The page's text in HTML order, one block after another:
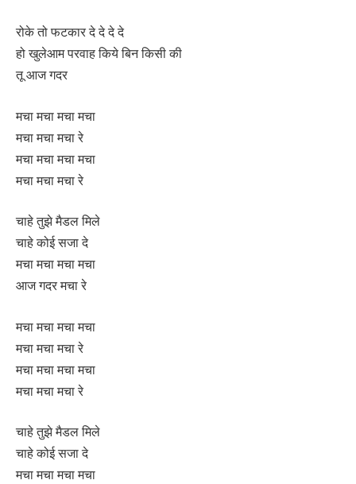
रोके तो फटकार दे दे दे दे
हो खुलेआम परवाह किये बिन किसी की
तू आज गदर
मचा मचा मचा मचा
मचा मचा मचा रे
मचा मचा मचा मचा
मचा मचा मचा रे
चाहे तुझे मैडल मिले
चाहे कोई सजा दे
मचा मचा मचा मचा
आज गदर मचा रे
मचा मचा मचा मचा
मचा मचा मचा रे
मचा मचा मचा मचा
मचा मचा मचा रे
चाहे तुझे मैडल मिले
चाहे कोई सजा दे
मचा मचा मचा मचा